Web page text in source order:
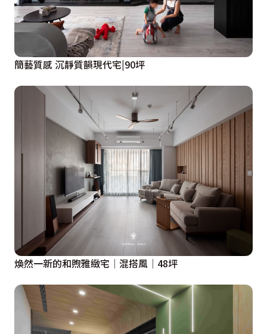
簡藝質感 沉靜質韻現代宅|90坪
煥然一新的和煦雅緻宅│混搭風│48坪